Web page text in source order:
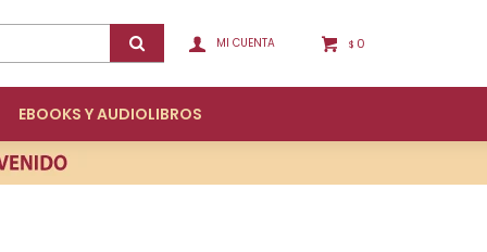
EBOOKS Y AUDIOLIBROS
$ 0